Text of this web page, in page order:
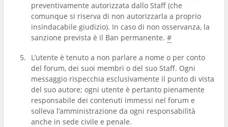
preventivamente autorizzata dallo Staff (che
comunque si riserva di non autorizzarla a proprio
insindacabile giudizio). In caso di non osservanza, la
sanzione prevista è il Ban permanente. #
L’utente è tenuto a non parlare a nome o per conto
del forum, dei suoi membri o del suo Staff. Ogni
messaggio rispecchia esclusivamente il punto di vista
del suo autore; ogni utente è pertanto pienamente
responsabile dei contenuti immessi nel forum e
solleva l’amministrazione da ogni responsabilità
anche in sede civile e penale.